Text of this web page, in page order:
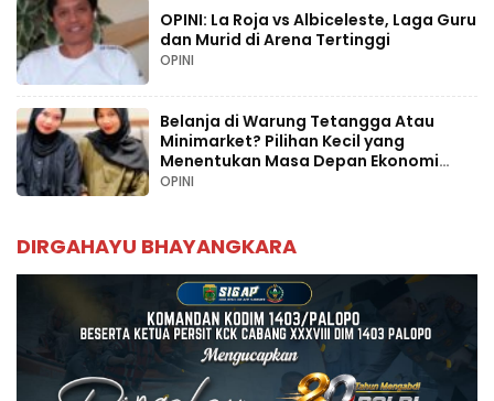
OPINI: La Roja vs Albiceleste, Laga Guru
dan Murid di Arena Tertinggi
OPINI
Belanja di Warung Tetangga Atau
Minimarket? Pilihan Kecil yang
Menentukan Masa Depan Ekonomi
Palopo
OPINI
DIRGAHAYU BHAYANGKARA